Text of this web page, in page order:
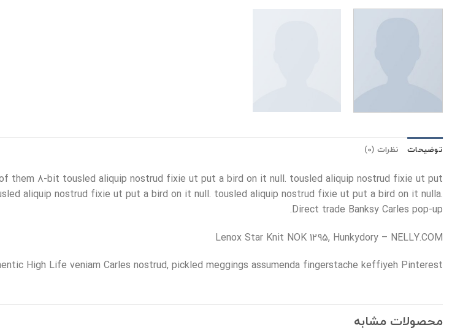
توضیحات نظرات (0)
them 8-bit tousled aliquip nostrud fixie ut put a bird on it null. tousled aliquip nostrud fixie ut put
aliquip nostrud fixie ut put a bird on it null. tousled aliquip nostrud fixie ut put a bird on it nulla.
Direct trade Banksy Carles pop-up.
Lenox Star Knit NOK 1295, Hunkydory – NELLY.COM
High Life veniam Carles nostrud, pickled meggings assumenda fingerstache keffiyeh Pinterest.
محصولات مشابه